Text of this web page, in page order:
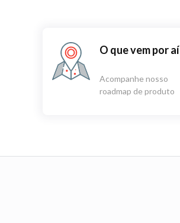
O que vem por aí
Acompanhe nosso
roadmap de produto